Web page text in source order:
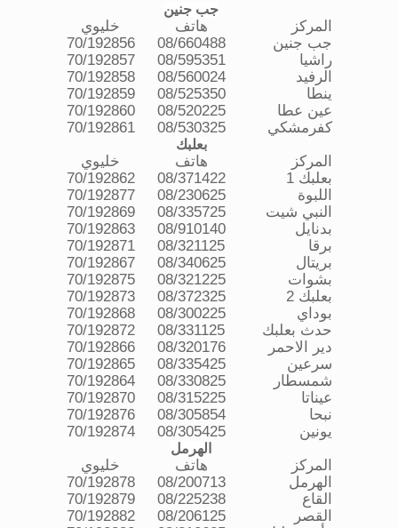
جب جنين
خليوي هاتف
المركز
70/192856
08/660488
جب جنين
70/192857
08/595351
راشيا
70/192858
08/560024
الرفيد
70/192859
08/525350
ينطا
70/192860
08/520225
عين عطا
70/192861
08/530325 كفرمشكي
بعلبك
خليوي هاتف
المركز
70/192862
08/371422
بعلبك 1
70/192877
08/230625
اللبوة
70/192869
08/335725
النبي شيت
70/192863
08/910140
بدنايل
70/192871
08/321125
برقا
70/192867
08/340625
بريتال
70/192875
08/321225
بشوات
70/192873
08/372325
بعلبك 2
70/192868
08/300225
بوداي
70/192872
08/331125
حدث بعلبك
70/192866
08/320176
دير الاحمر
70/192865
08/335425
سرعين
70/192864
08/330825
شمسطار
70/192870
08/315225
عيناتا
70/192876
08/305854
نبحا
70/192874
08/305425 يونين
الهرمل
خليوي هاتف
المركز
70/192878
08/200713
الهرمل
70/192879
08/225238
القاع
70/192882
08/206125
القصر